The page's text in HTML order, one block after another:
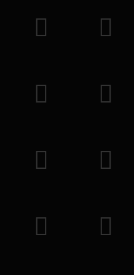
𩵌 𩥫
𤯗 𤟶
𧊠 𨷇
𦺿 𪔍